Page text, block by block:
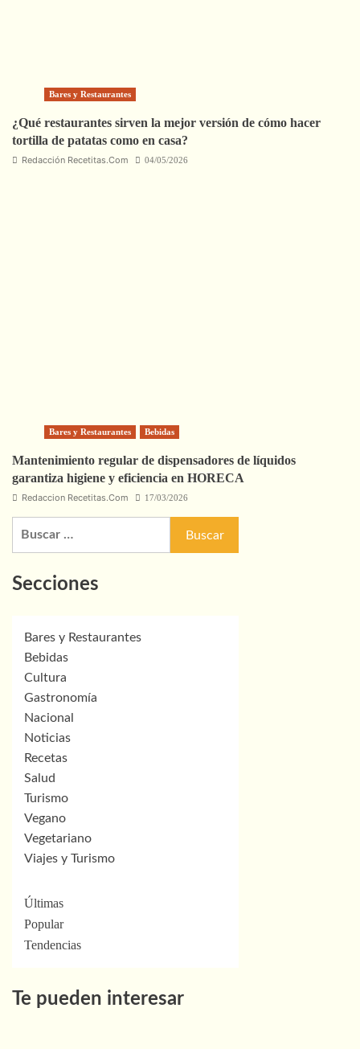
Bares y Restaurantes
¿Qué restaurantes sirven la mejor versión de cómo hacer
tortilla de patatas como en casa?
Redacción Recetitas.Com 04/05/2026
Bares y Restaurantes Bebidas
Mantenimiento regular de dispensadores de líquidos
garantiza higiene y eficiencia en HORECA
Redaccion Recetitas.Com 17/03/2026
Secciones
Bares y Restaurantes
Bebidas
Cultura
Gastronomía
Nacional
Noticias
Recetas
Salud
Turismo
Vegano
Vegetariano
Viajes y Turismo
Últimas
Popular
Tendencias
Te pueden interesar